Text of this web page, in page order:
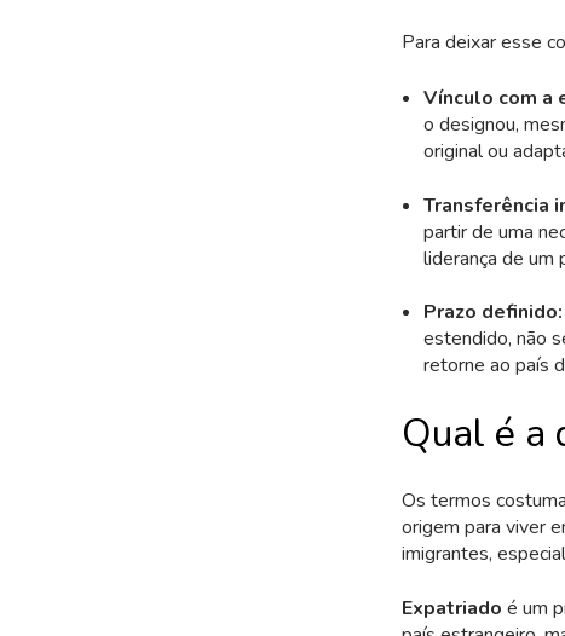
Para deixar esse
Vínculo com a
o designou,
original ou
Transferência
partir de uma
liderança de um
Prazo definido:
estendido, não
retorne ao país
Qual é a
Os termos
origem para viver
imigrantes,
Expatriado é um